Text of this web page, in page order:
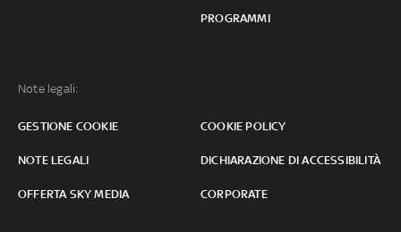
PROGRAMMI
Note legali:
GESTIONE COOKIE COOKIE POLICY
NOTE LEGALI DICHIARAZIONE DI ACCESSIBILITÀ
OFFERTA SKY MEDIA CORPORATE